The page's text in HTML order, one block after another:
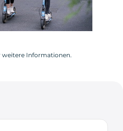
weitere Informationen.